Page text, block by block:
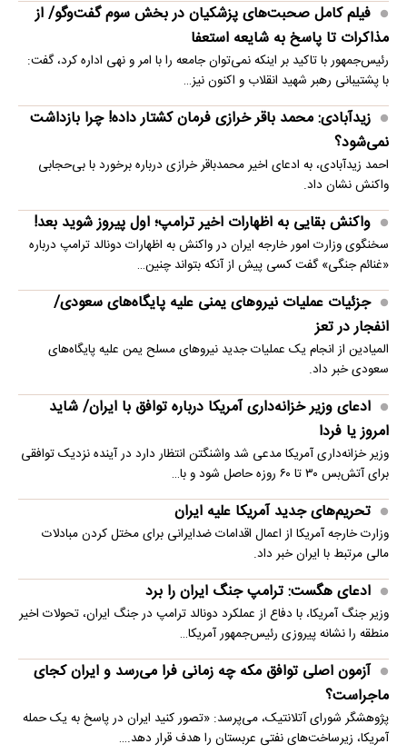
فیلم کامل صحبت‌های پزشکیان در بخش سوم گفت‌وگو/ از
مذاکرات تا پاسخ به شایعه استعفا
رئیس‌جمهور با تاکید بر اینکه نمی‌توان جامعه را با امر و نهی اداره کرد، گفت:
با پشتیبانی رهبر شهید انقلاب و اکنون نیز…
زیدآبادی: محمد باقر خرازی فرمان کشتار داده! چرا بازداشت
نمی‌شود؟
احمد زیدآبادی، به ادعای اخیر محمدباقر خرازی درباره برخورد با بی‌حجابی
واکنش نشان داد.
واکنش بقایی به اظهارات اخیر ترامپ؛ اول پیروز شوید بعد!
سخنگوی وزارت امور خارجه ایران در واکنش به اظهارات دونالد ترامپ درباره
«غنائم جنگی» گفت کسی پیش از آنکه بتواند چنین…
جزئیات عملیات نیروهای یمنی علیه پایگاه‌های سعودی/
انفجار در تعز
المیادین از انجام یک عملیات جدید نیروهای مسلح یمن علیه پایگاه‌های
سعودی خبر داد.
ادعای وزیر خزانه‌داری آمریکا درباره توافق با ایران/ شاید
امروز یا فردا
وزیر خزانه‌داری آمریکا مدعی شد واشنگتن انتظار دارد در آینده نزدیک توافقی
برای آتش‌بس ۳۰ تا ۶۰ روزه حاصل شود و با…
تحریم‌های جدید آمریکا علیه ایران
وزارت خارجه آمریکا از اعمال اقدامات ضدایرانی برای مختل کردن مبادلات
مالی مرتبط با ایران خبر داد.
ادعای هگست: ترامپ جنگ ایران را برد
وزیر جنگ آمریکا، با دفاع از عملکرد دونالد ترامپ در جنگ ایران، تحولات اخیر
منطقه را نشانه پیروزی رئیس‌جمهور آمریکا…
آزمون اصلی توافق مکه چه زمانی فرا می‌رسد و ایران کجای
ماجراست؟
پژوهشگر شورای آتلانتیک، می‌پرسد: «تصور کنید ایران در پاسخ به یک حمله
آمریکا، زیرساخت‌های نفتی عربستان را هدف قرار دهد.…